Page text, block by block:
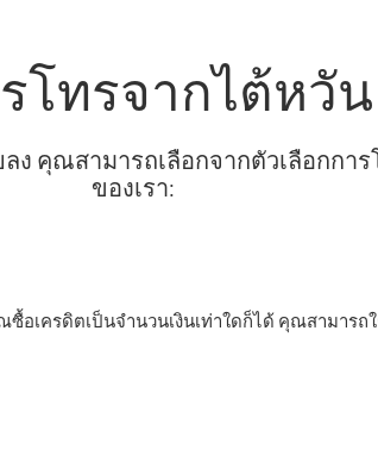
ทรจากไต้หวัน
คุณสามารถเลือกจากตัวเลือกกา
ของเรา:
อเครดิตเป็นจำนวนเงินเท่าใดก็ได้ คุณสามาร